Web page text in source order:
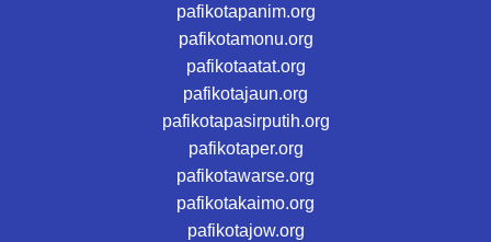
pafikotapanim.org
pafikotamonu.org
pafikotaatat.org
pafikotajaun.org
pafikotapasirputih.org
pafikotaper.org
pafikotawarse.org
pafikotakaimo.org
pafikotajow.org